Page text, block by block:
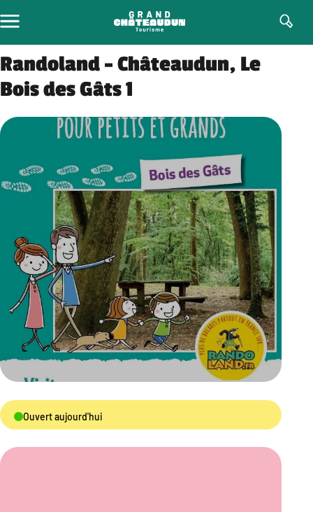
au
contenu
Randoland – Châteaudun, Le
Bois des Gâts 1
Ouvert aujourd'hui